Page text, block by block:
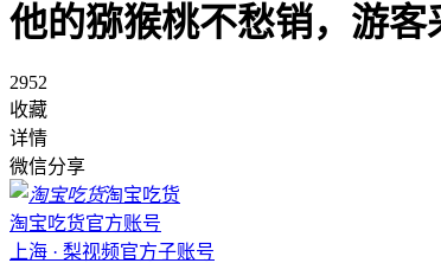
他的猕猴桃不愁销，游客
2952
收藏
详情
微信分享
淘宝吃货
淘宝吃货官方账号
上海 · 梨视频官方子账号